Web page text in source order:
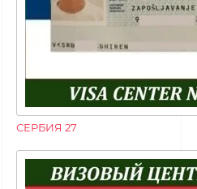
СЕРБИЯ 27